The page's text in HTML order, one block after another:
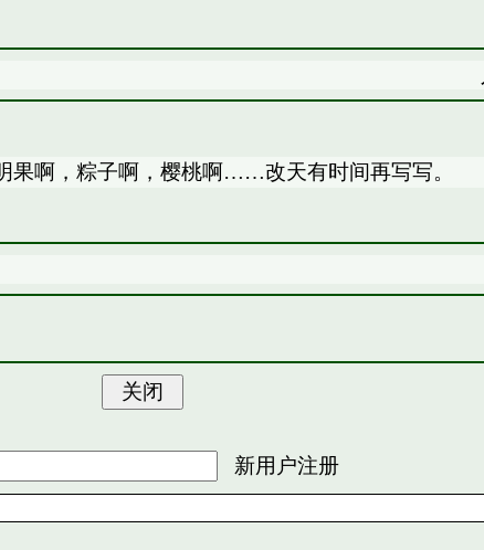
果啊，粽子啊，樱桃啊……改天有时间再写写。
新用户注册